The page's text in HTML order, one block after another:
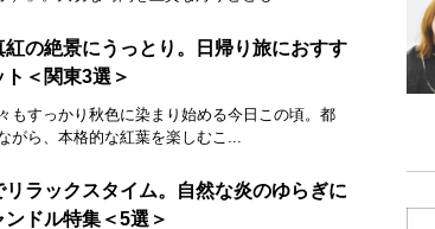
の絶景にうっとり。日帰り旅におすす
＜関東3選＞
もすっかり秋色に染まり始める今日この頃。都
がら、本格的な紅葉を楽しむこ...
ラックスタイム。自然な炎のゆらぎに
ドル特集＜5選＞